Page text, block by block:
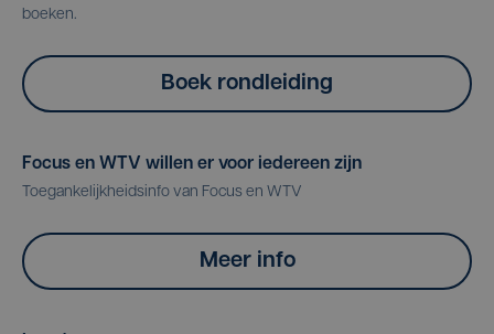
boeken.
Boek rondleiding
Focus en WTV willen er voor iedereen zijn
Toegankelijkheidsinfo van Focus en WTV
Meer info